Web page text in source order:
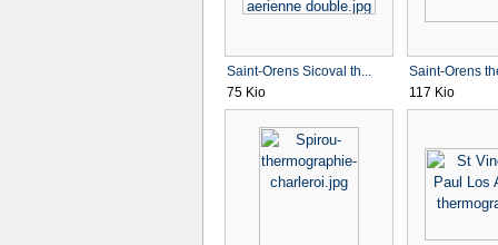
Saint-Orens Sicoval th...
75 Kio
Saint-Orens
117 Kio